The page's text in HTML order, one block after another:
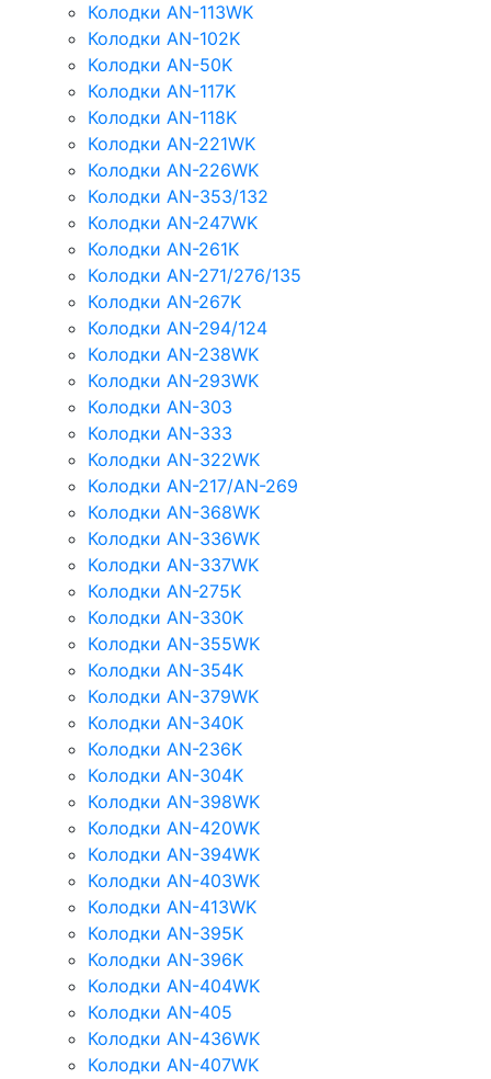
Колодки AN-113WK
Колодки AN-102K
Колодки AN-50K
Колодки AN-117K
Колодки AN-118K
Колодки AN-221WK
Колодки AN-226WK
Колодки AN-353/132
Колодки AN-247WK
Колодки AN-261K
Колодки AN-271/276/135
Колодки AN-267K
Колодки AN-294/124
Колодки AN-238WK
Колодки AN-293WK
Колодки AN-303
Колодки AN-333
Колодки AN-322WK
Колодки AN-217/AN-269
Колодки AN-368WK
Колодки AN-336WK
Колодки AN-337WK
Колодки AN-275K
Колодки AN-330K
Колодки AN-355WK
Колодки AN-354K
Колодки AN-379WK
Колодки AN-340K
Колодки AN-236K
Колодки AN-304K
Колодки AN-398WK
Колодки AN-420WK
Колодки AN-394WK
Колодки AN-403WK
Колодки AN-413WK
Колодки AN-395K
Колодки AN-396K
Колодки AN-404WK
Колодки AN-405
Колодки AN-436WK
Колодки AN-407WK